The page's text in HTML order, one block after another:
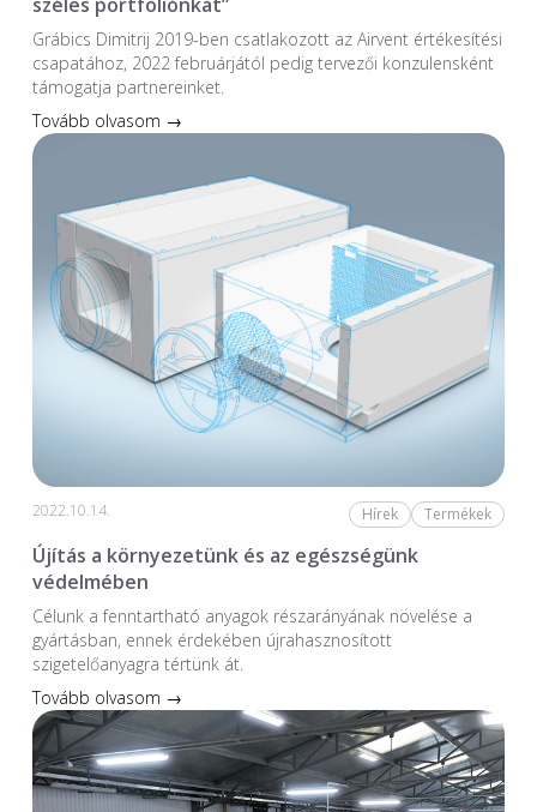
Grábics Dimitrij 2019-ben csatlakozott az Airvent értékesítési
csapatához, 2022 februárjától pedig tervezői konzulensként
támogatja partnereinket.
Tovább olvasom →
2022.10.14. Hírek Termékek
Újítás a környezetünk és az egészségünk
védelmében
Célunk a fenntartható anyagok részarányának növelése a
gyártásban, ennek érdekében újrahasznosított
szigetelőanyagra tértünk át.
Tovább olvasom →